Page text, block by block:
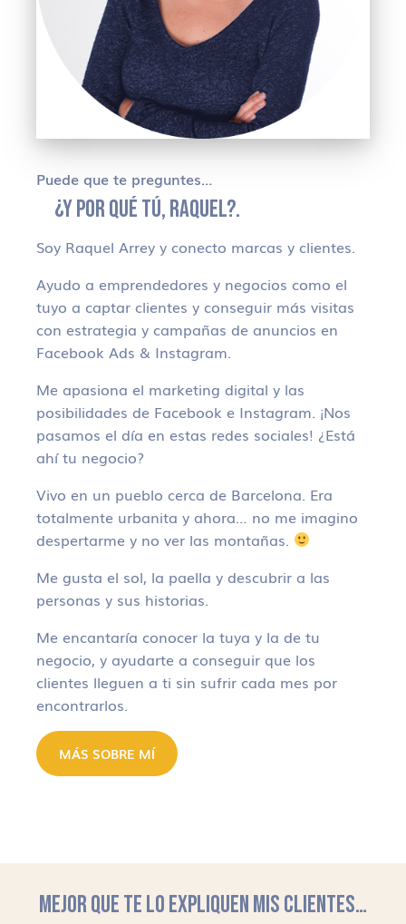
Puede que te preguntes…
¿Y POR QUÉ TÚ, RAQUEL?.
Soy Raquel Arrey y conecto marcas y clientes.
Ayudo a emprendedores y negocios como el
tuyo a captar clientes y conseguir más visitas
con estrategia y campañas de anuncios en
Facebook Ads & Instagram.
Me apasiona el marketing digital y las
posibilidades de Facebook e Instagram. ¡Nos
pasamos el día en estas redes sociales! ¿Está
ahí tu negocio?
Vivo en un pueblo cerca de Barcelona. Era
totalmente urbanita y ahora… no me imagino
despertarme y no ver las montañas.
Me gusta el sol, la paella y descubrir a las
personas y sus historias.
Me encantaría conocer la tuya y la de tu
negocio, y ayudarte a conseguir que los
clientes lleguen a ti sin sufrir cada mes por
encontrarlos.
MÁS SOBRE MÍ
MEJOR QUE TE LO EXPLIQUEN MIS CLIENTES…